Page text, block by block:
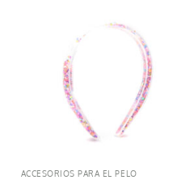
ACCESORIOS PARA EL PELO